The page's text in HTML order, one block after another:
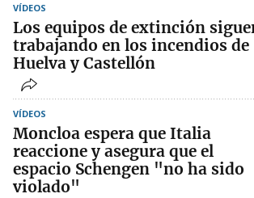
VÍDEOS
Los equipos de extinción
trabajando en los incendios de
Huelva y Castellón
VÍDEOS
Moncloa espera que Italia
reaccione y asegura que el
espacio Schengen "no ha sido
violado"